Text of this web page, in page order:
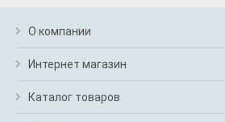
О компании
Интернет магазин
Каталог товаров